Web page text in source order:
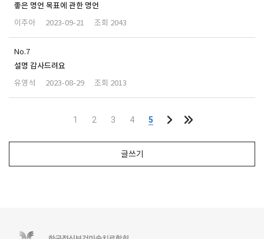
좋은 명언 목표에 관한 명언
이주아
2023-09-21 2043
7
설명 감사드려요
유영석
2023-08-29 2013
1 2 3 4 5
글쓰기